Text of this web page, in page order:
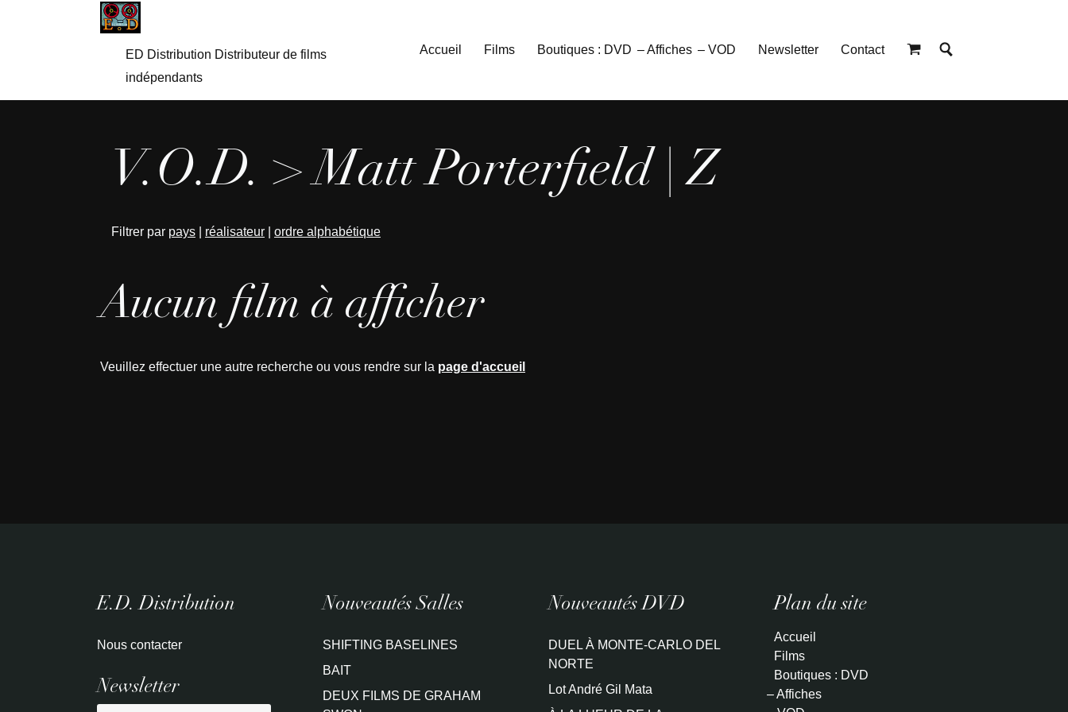
ED Distribution Distributeur de films
indépendants
Accueil Films Boutiques : DVD – Affiches – VOD Newsletter Contact
V.O.D. > Matt Porterfield | Z
Filtrer par pays réalisateur ordre alphabétique
Aucun film à afficher
Veuillez effectuer une autre recherche ou vous rendre sur la page d'accueil
E.D. Distribution
Nous contacter
Newsletter
Nouveautés Salles
SHIFTING BASELINES
BAIT
DEUX FILMS DE GRAHAM
Nouveautés DVD
DUEL À MONTE-CARLO DEL
NORTE
Lot André Gil Mata
Plan du site
Accueil
Films
Boutiques : DVD
– Affiches